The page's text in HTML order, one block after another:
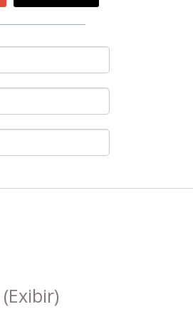
(Exibir)